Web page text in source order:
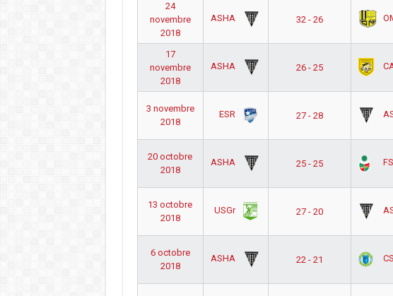
24
novembre
2018
ASHA 32 - 26
17
novembre
2018
ASHA 26 - 25
3 novembre
2018
ESR 27 - 28
20 octobre
2018
ASHA 25 - 25
13 octobre
2018
USGr 27 - 20
6 octobre
2018
ASHA 22 - 21